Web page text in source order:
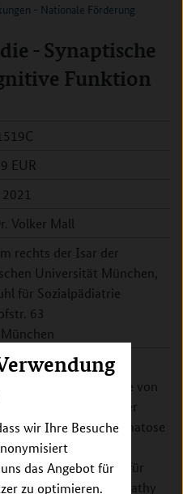
wir Ihre Besuche
das Angebot für
zu optimieren.
- Nationale Förderung
- Synaptische
Funktion
EUR
Volker Mall
rechts der Isar der
Universität München,
für Sozialpädiatrie
63
sich um eine Gruppe von
die unter
und die Neurofibromatose
von etwa
Netzwerks für
Network for RASopathy